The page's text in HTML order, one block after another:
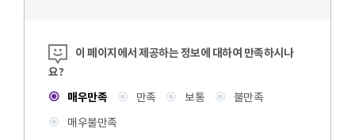
콘텐츠 만족도 조사
이 페이지에서 제공하는 정보에 대하여 만족하시나
요?
매우만족
만족 보통
불만족
매우불만족